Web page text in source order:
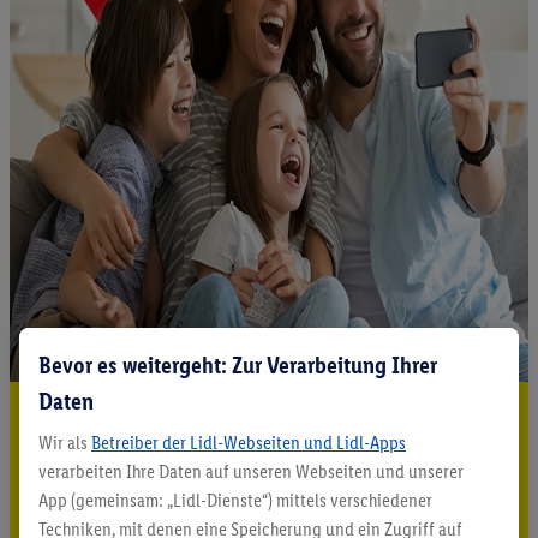
5.95 € Versand sparen³²ᵃ
Jetzt zum Newsletter anmelden
Gutschein sichern!
Bevor es weitergeht: Zur Verarbeitung Ihrer
Daten
Wir als Betreiber der Lidl-Webseiten und Lidl-Apps
verarbeiten Ihre Daten auf unseren Webseiten und unserer
App (gemeinsam: „Lidl-Dienste“) mittels verschiedener
Techniken, mit denen eine Speicherung und ein Zugriff auf